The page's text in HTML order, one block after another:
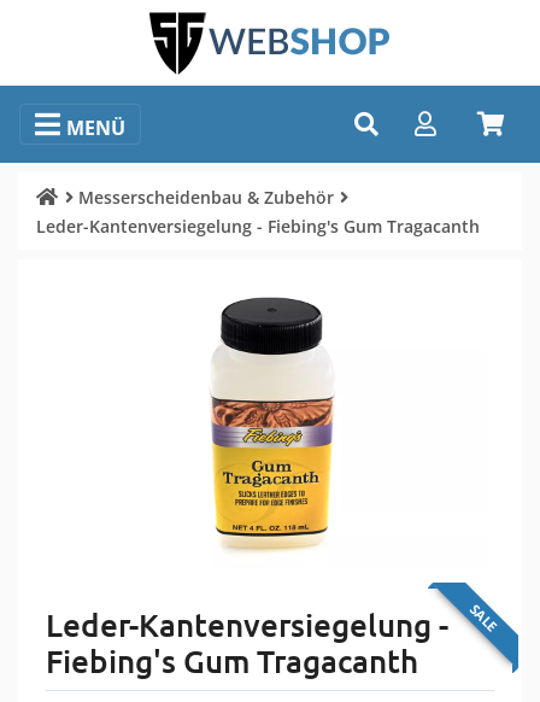
MENÜ
Messerscheidenbau & Zubehör
Leder-Kantenversiegelung - Fiebing's Gum Tragacanth
SALE
Leder-Kantenversiegelung -
Fiebing's Gum Tragacanth